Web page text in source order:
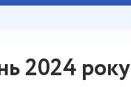
2024 року